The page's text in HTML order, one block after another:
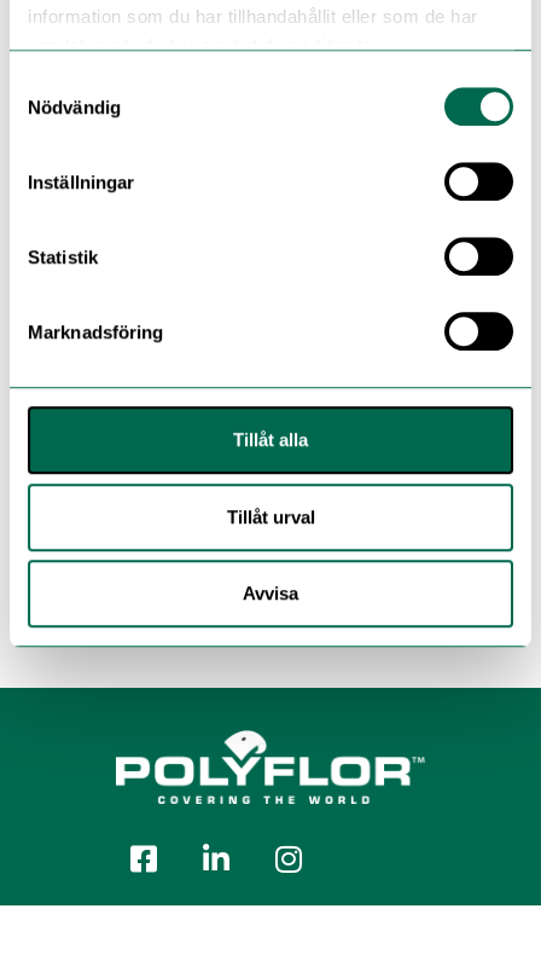
information som du har tillhandahållit eller som de har
samlat in när du har använt deras tjänster.
Nödvändig
Inställningar
Statistik
Marknadsföring
Tillåt alla
Tillåt urval
Avvisa